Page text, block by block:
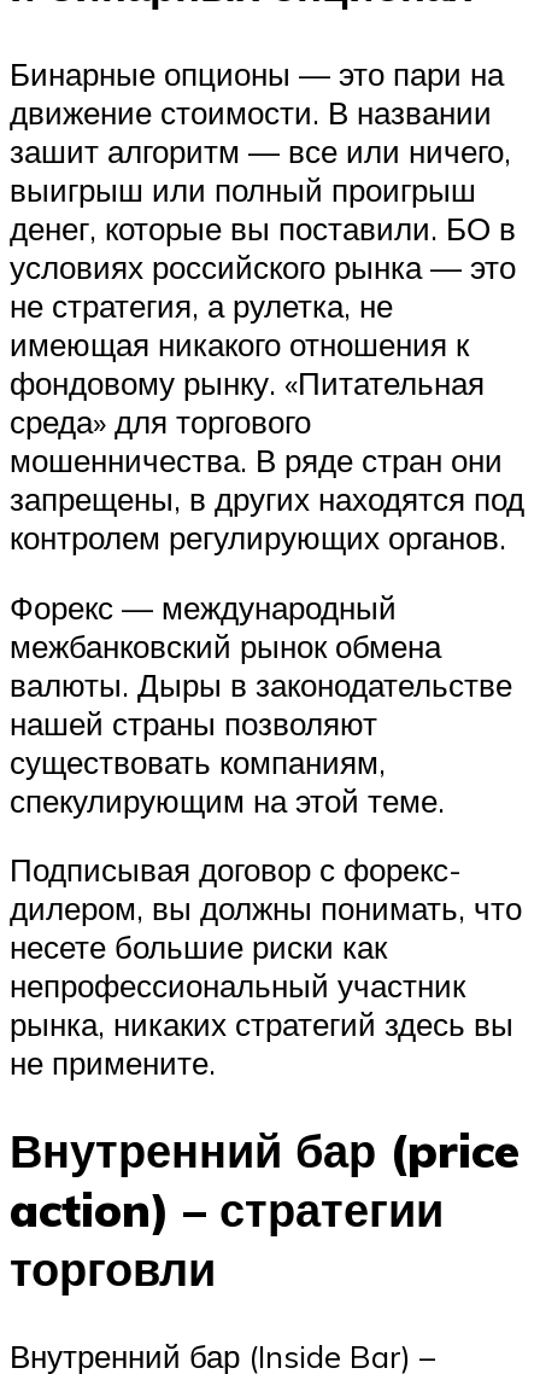
Бинарные опционы — это пари на
движение стоимости. В названии
зашит алгоритм — все или ничего,
выигрыш или полный проигрыш
денег, которые вы поставили. БО в
условиях российского рынка — это
не стратегия, а рулетка, не
имеющая никакого отношения к
фондовому рынку. «Питательная
среда» для торгового
мошенничества. В ряде стран они
запрещены, в других находятся под
контролем регулирующих органов.
Форекс — международный
межбанковский рынок обмена
валюты. Дыры в законодательстве
нашей страны позволяют
существовать компаниям,
спекулирующим на этой теме.
Подписывая договор с форекс-
дилером, вы должны понимать, что
несете большие риски как
непрофессиональный участник
рынка, никаких стратегий здесь вы
не примените.
Внутренний бар (price
action) – стратегии
торговли
Внутренний бар (Inside Bar) –